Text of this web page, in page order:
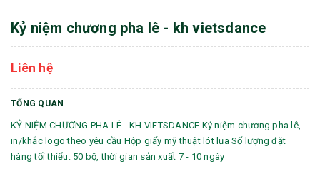
Kỷ niệm chương pha lê - kh vietsdance
Liên hệ
TỔNG QUAN
KỶ NIỆM CHƯƠNG PHA LÊ - KH VIETSDANCE Kỷ niệm chương pha lê,
in/khắc logo theo yêu cầu Hộp giấy mỹ thuật lót lụa Số lượng đặt
hàng tối thiểu: 50 bộ, thời gian sản xuất 7 - 10 ngày